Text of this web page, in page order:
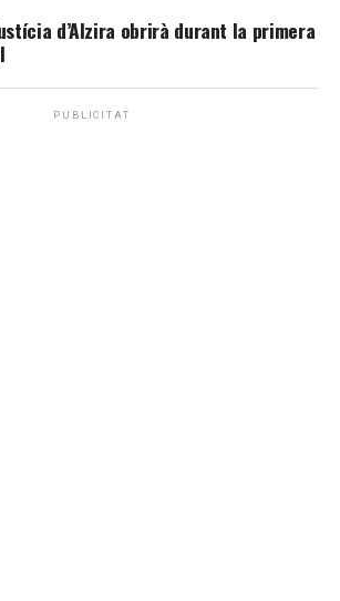
d’Alzira obrirà durant la primera
PUBLICITAT